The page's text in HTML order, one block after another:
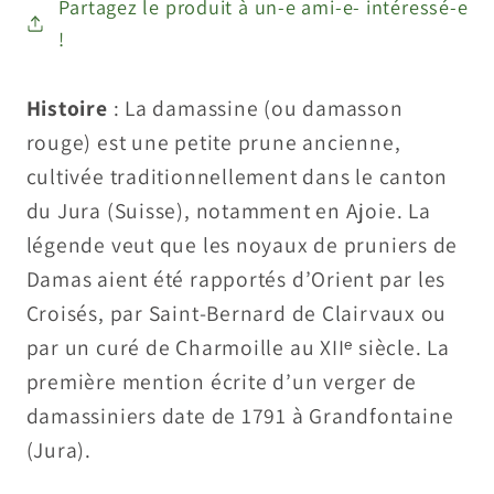
Partagez le produit à un-e ami-e- intéressé-e
!
Histoire : La damassine (ou damasson
rouge) est une petite prune ancienne,
cultivée traditionnellement dans le canton
du Jura (Suisse), notamment en Ajoie. La
légende veut que les noyaux de pruniers de
Damas aient été rapportés d’Orient par les
Croisés, par Saint-Bernard de Clairvaux ou
par un curé de Charmoille au XIIᵉ siècle. La
première mention écrite d’un verger de
damassiniers date de 1791 à Grandfontaine
(Jura).